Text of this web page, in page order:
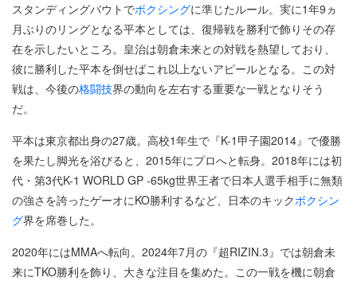
スタンディングバウトでボクシングに準じたルール。実に1年9ヵ
月ぶりのリングとなる平本としては、復帰戦を勝利で飾りその存
在を示したいところ。皇治は朝倉未来との対戦を熱望しており、
彼に勝利した平本を倒せばこれ以上ないアピールとなる。この対
戦は、今後の格闘技界の動向を左右する重要な一戦となりそう
だ。
平本は東京都出身の27歳。高校1年生で『K-1甲子園2014』で優勝
を果たし脚光を浴びると、2015年にプロへと転身。2018年には初
代・第3代K-1 WORLD GP -65kg世界王者で日本人選手相手に無類
の強さを誇ったゲーオにKO勝利するなど、日本のキックボクシン
グ界を席巻した。
2020年にはMMAへ転向。2024年7月の『超RIZIN.3』では朝倉未
来にTKO勝利を飾り、大きな注目を集めた。この一戦を機に朝倉